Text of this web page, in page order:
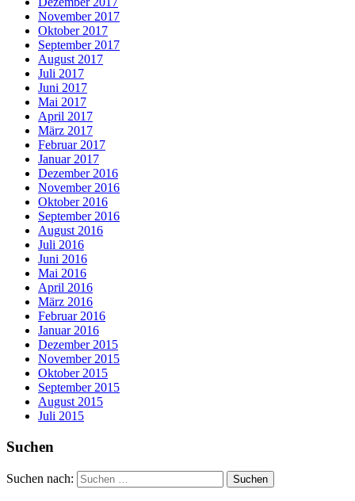
November 2017
Oktober 2017
September 2017
August 2017
Juli 2017
Juni 2017
Mai 2017
April 2017
März 2017
Februar 2017
Januar 2017
Dezember 2016
November 2016
Oktober 2016
September 2016
August 2016
Juli 2016
Juni 2016
Mai 2016
April 2016
März 2016
Februar 2016
Januar 2016
Dezember 2015
November 2015
Oktober 2015
September 2015
August 2015
Juli 2015
Suchen
Suchen nach: